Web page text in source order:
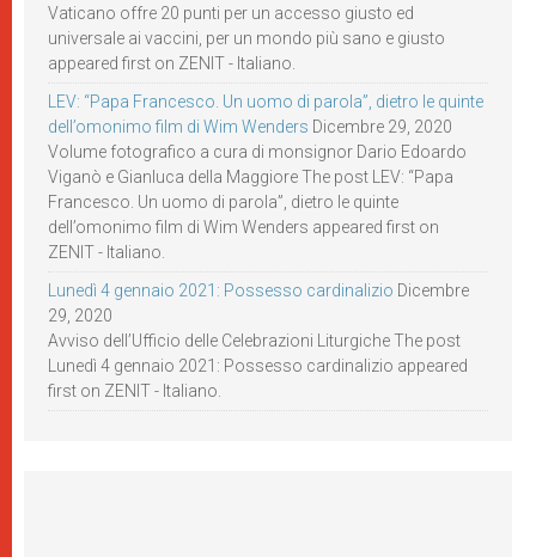
Vaticano offre 20 punti per un accesso giusto ed
universale ai vaccini, per un mondo più sano e giusto
appeared first on ZENIT - Italiano.
LEV: “Papa Francesco. Un uomo di parola”, dietro le quinte
dell’omonimo film di Wim Wenders Dicembre 29, 2020
Volume fotografico a cura di monsignor Dario Edoardo
Viganò e Gianluca della Maggiore The post LEV: “Papa
Francesco. Un uomo di parola”, dietro le quinte
dell’omonimo film di Wim Wenders appeared first on
ZENIT - Italiano.
Lunedì 4 gennaio 2021: Possesso cardinalizio Dicembre
29, 2020
Avviso dell’Ufficio delle Celebrazioni Liturgiche The post
Lunedì 4 gennaio 2021: Possesso cardinalizio appeared
first on ZENIT - Italiano.